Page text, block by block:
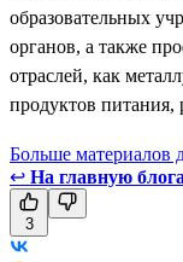
образовательных
органов, а также
отраслей, как
продуктов питания,
Больше материалов
↩ На главную блога
3